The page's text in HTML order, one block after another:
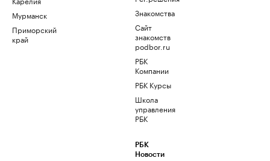
Мурманск
Приморский
край
Знакомства
Сайт
знакомств
podbor.ru
РБК
Компании
РБК Курсы
Школа
управления
РБК
РБК
Новости